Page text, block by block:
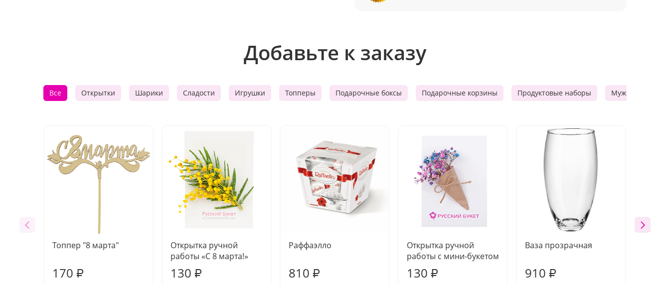
Добавьте к заказу
Все Открытки Шарики Сладости Игрушки Топперы Подарочные боксы Подарочные корзины Продуктовые наборы Мужские
Топпер "8 марта"
170 ₽
Открытка ручной
работы «С 8 марта!»
130 ₽
Раффаэлло
810 ₽
Открытка ручной
работы с мини-букетом
130 ₽
Ваза прозрачная
910 ₽